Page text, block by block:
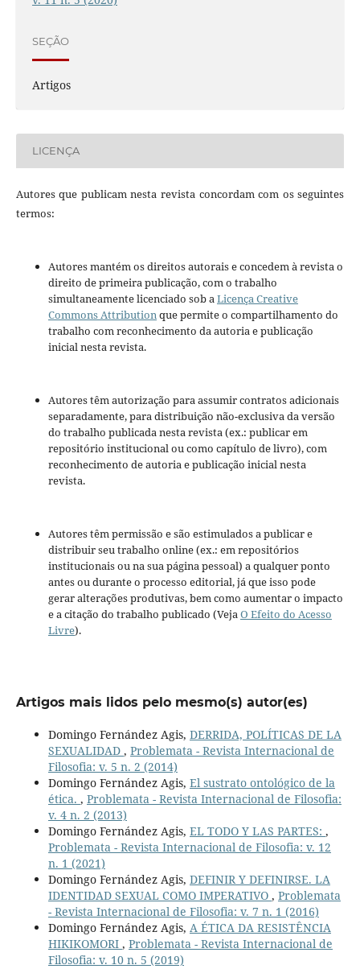
SEÇÃO
Artigos
LICENÇA
Autores que publicam nesta revista concordam com os seguintes
termos:
Autores mantém os direitos autorais e concedem à revista o
direito de primeira publicação, com o trabalho
simultaneamente licenciado sob aLicença Creative
Commons Attributionque permite o compartilhamento do
trabalho com reconhecimento da autoria e publicação
inicial nesta revista.
Autores têm autorização para assumir contratos adicionais
separadamente, para distribuição não-exclusiva da versão
do trabalho publicada nesta revista (ex.: publicar em
repositório institucional ou como capítulo de livro), com
reconhecimento de autoria e publicação inicial nesta
revista.
Autores têm permissão e são estimulados a publicar e
distribuir seu trabalho online (ex.: em repositórios
institucionais ou na sua página pessoal) a qualquer ponto
antes ou durante o processo editorial, já que isso pode
gerar alterações produtivas, bem como aumentar o impacto
e a citação do trabalho publicado (VejaO Efeito do Acesso
Livre).
Artigos mais lidos pelo mesmo(s) autor(es)
Domingo Fernández Agis, DERRIDA, POLÍTICAS DE LA
SEXUALIDAD , Problemata - Revista Internacional de
Filosofia: v. 5 n. 2 (2014)
Domingo Fernández Agis, El sustrato ontológico de la
ética. , Problemata - Revista Internacional de Filosofia:
v. 4 n. 2 (2013)
Domingo Fernández Agis, EL TODO Y LAS PARTES: ,
Problemata - Revista Internacional de Filosofia: v. 12
n. 1 (2021)
Domingo Fernández Agis, DEFINIR Y DEFINIRSE. LA
IDENTIDAD SEXUAL COMO IMPERATIVO , Problemata
- Revista Internacional de Filosofia: v. 7 n. 1 (2016)
Domingo Fernández Agis, A ÉTICA DA RESISTÊNCIA
HIKIKOMORI , Problemata - Revista Internacional de
Filosofia: v. 10 n. 5 (2019)